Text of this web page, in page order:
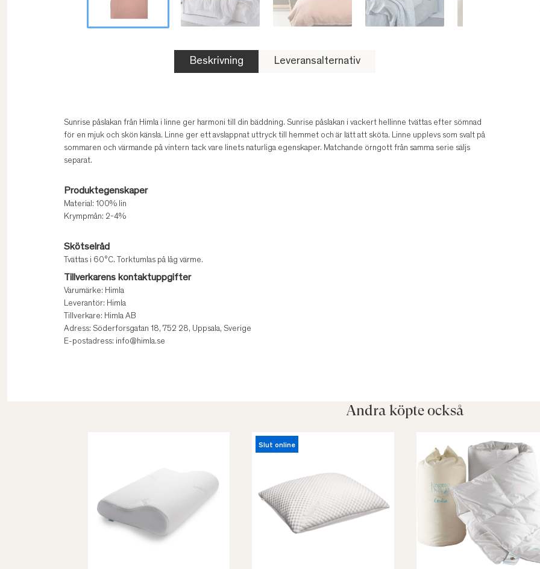
Beskrivning Leveransalternativ
Sunrise påslakan från Himla i linne ger harmoni till din bäddning. Sunrise påslakan i vackert hellinne tvättas efter sömnad
för en mjuk och skön känsla. Linne ger ett avslappnat uttryck till hemmet och är lätt att sköta. Linne upplevs som svalt på
sommaren och värmande på vintern tack vare linets naturliga egenskaper. Matchande örngott från samma serie säljs
separat.
Produktegenskaper
Material: 100% lin
Krympmån: 2-4%
Skötselråd
Tvättas i 60°C. Torktumlas på låg värme.
Tillverkarens kontaktuppgifter
Varumärke: Himla
Leverantör: Himla
Tillverkare: Himla AB
Adress: Söderforsgatan 18, 752 28, Uppsala, Sverige
E-postadress: info@himla.se
Andra köpte också
Slut online